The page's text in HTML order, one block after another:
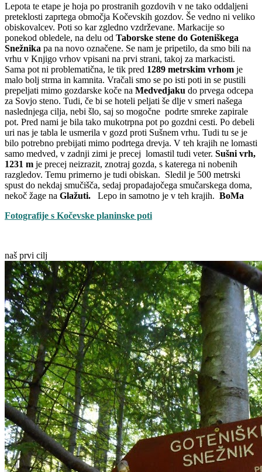
Lepota te etape je hoja po prostranih gozdovih v ne tako oddaljeni
preteklosti zaprtega območja Kočevskih gozdov. Še vedno ni veliko
obiskovalcev. Poti so kar zgledno vzdrževane. Markacije so
ponekod obledele, na delu od Taborske stene do Goteniškega
Snežnika pa na novo označene. Se nam je pripetilo, da smo bili na
vrhu v Knjigo vrhov vpisani na prvi strani, takoj za markacisti.
Sama pot ni problematična, le tik pred 1289 metrskim vrhom je
malo bolj strma in kamnita. Vračali smo se po isti poti in se pustili
prepeljati mimo gozdarske koče na Medvedjaku do prvega odcepa
za Sovjo steno. Tudi, če bi se hoteli peljati še dlje v smeri našega
naslednjega cilja, nebi šlo, saj so mogočne podrte smreke zapirale
pot. Pred nami je bila tako mukotrpna pot po gozdni cesti. Po debeli
uri nas je tabla le usmerila v gozd proti Sušnem vrhu. Tudi tu se je
bilo potrebno prebijati mimo podrtega drevja. V teh krajih ne lomasti
samo medved, v zadnji zimi je precej lomastil tudi veter. Sušni vrh,
1231 m je precej neizrazit, znotraj gozda, s katerega ni nobenih
razgledov. Temu primerno je tudi obiskan. Sledil je 500 metrski
spust do nekdaj smučišča, sedaj propadajočega smučarskega doma,
nekoč žage na Glažuti. Lepo in samotno je v teh krajih. BoMa
Fotografije s Kočevske planinske poti
naš prvi cilj